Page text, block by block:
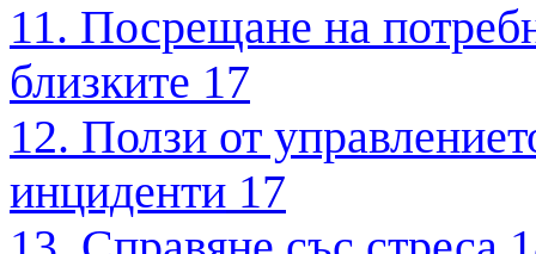
11. Посрещане на
близките 17
12. Ползи от
инциденти 17